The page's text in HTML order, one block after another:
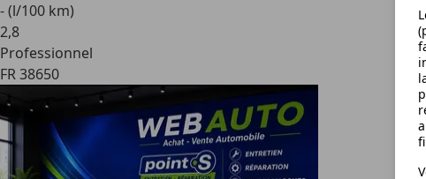
- (l/100 km)
2,8
Professionnel
FR 38650